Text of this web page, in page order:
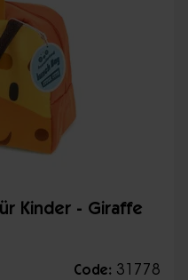
Kinder - Giraffe
Code: 31778